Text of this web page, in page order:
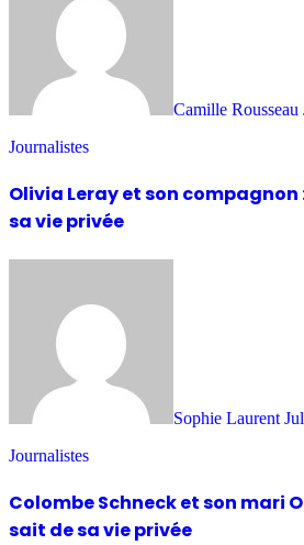
Camille Rousseau
Journalistes
Olivia Leray et son compagnon
sa vie privée
Sophie Laurent
Journalistes
Colombe Schneck et son mari
sait de sa vie privée